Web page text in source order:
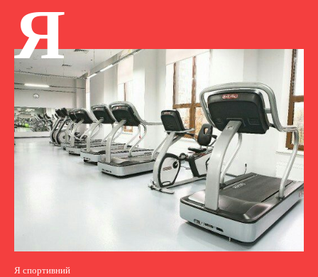
Я
Я спортивний